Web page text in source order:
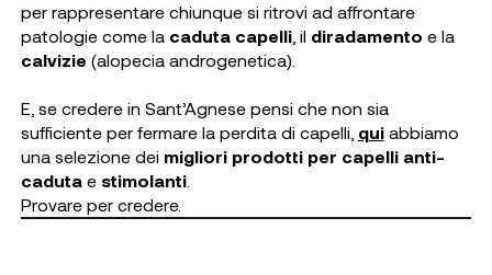
per rappresentare chiunque si ritrovi ad affrontare
patologie come la caduta capelli, il diradamento e la
calvizie (alopecia androgenetica).
E, se credere in Sant’Agnese pensi che non sia
sufficiente per fermare la perdita di capelli, quiabbiamo
una selezione dei migliori prodotti per capelli anti-
cadutae stimolanti.
Provare per credere.